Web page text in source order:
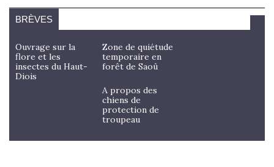
BRÈVES
Ouvrage sur la
flore et les
insectes du Haut-
Diois
Zone de quiétude
temporaire en
forêt de Saoû
A propos des
chiens de
protection de
troupeau